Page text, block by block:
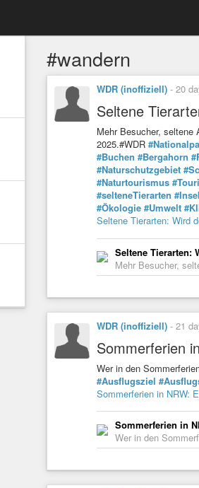
#wandern
WDR (inoffiziell) - 20
Seltene
Mehr Besucher,
2025.#WDR
#Buchen #Bergahorn
#Naturschutzgebiet
#Naturtourismus
#selteneTierarten
#Ökologie #Umwelt
Seltene Tierarten: Wird
Seltene Tierarten:
Mehr Besucher,
WDR (inoffiziell) - 21
Sommerferien
Wer in den
#Ausflugsziel
Sommerferien in NRW:
Sommerferien in
Wer in den